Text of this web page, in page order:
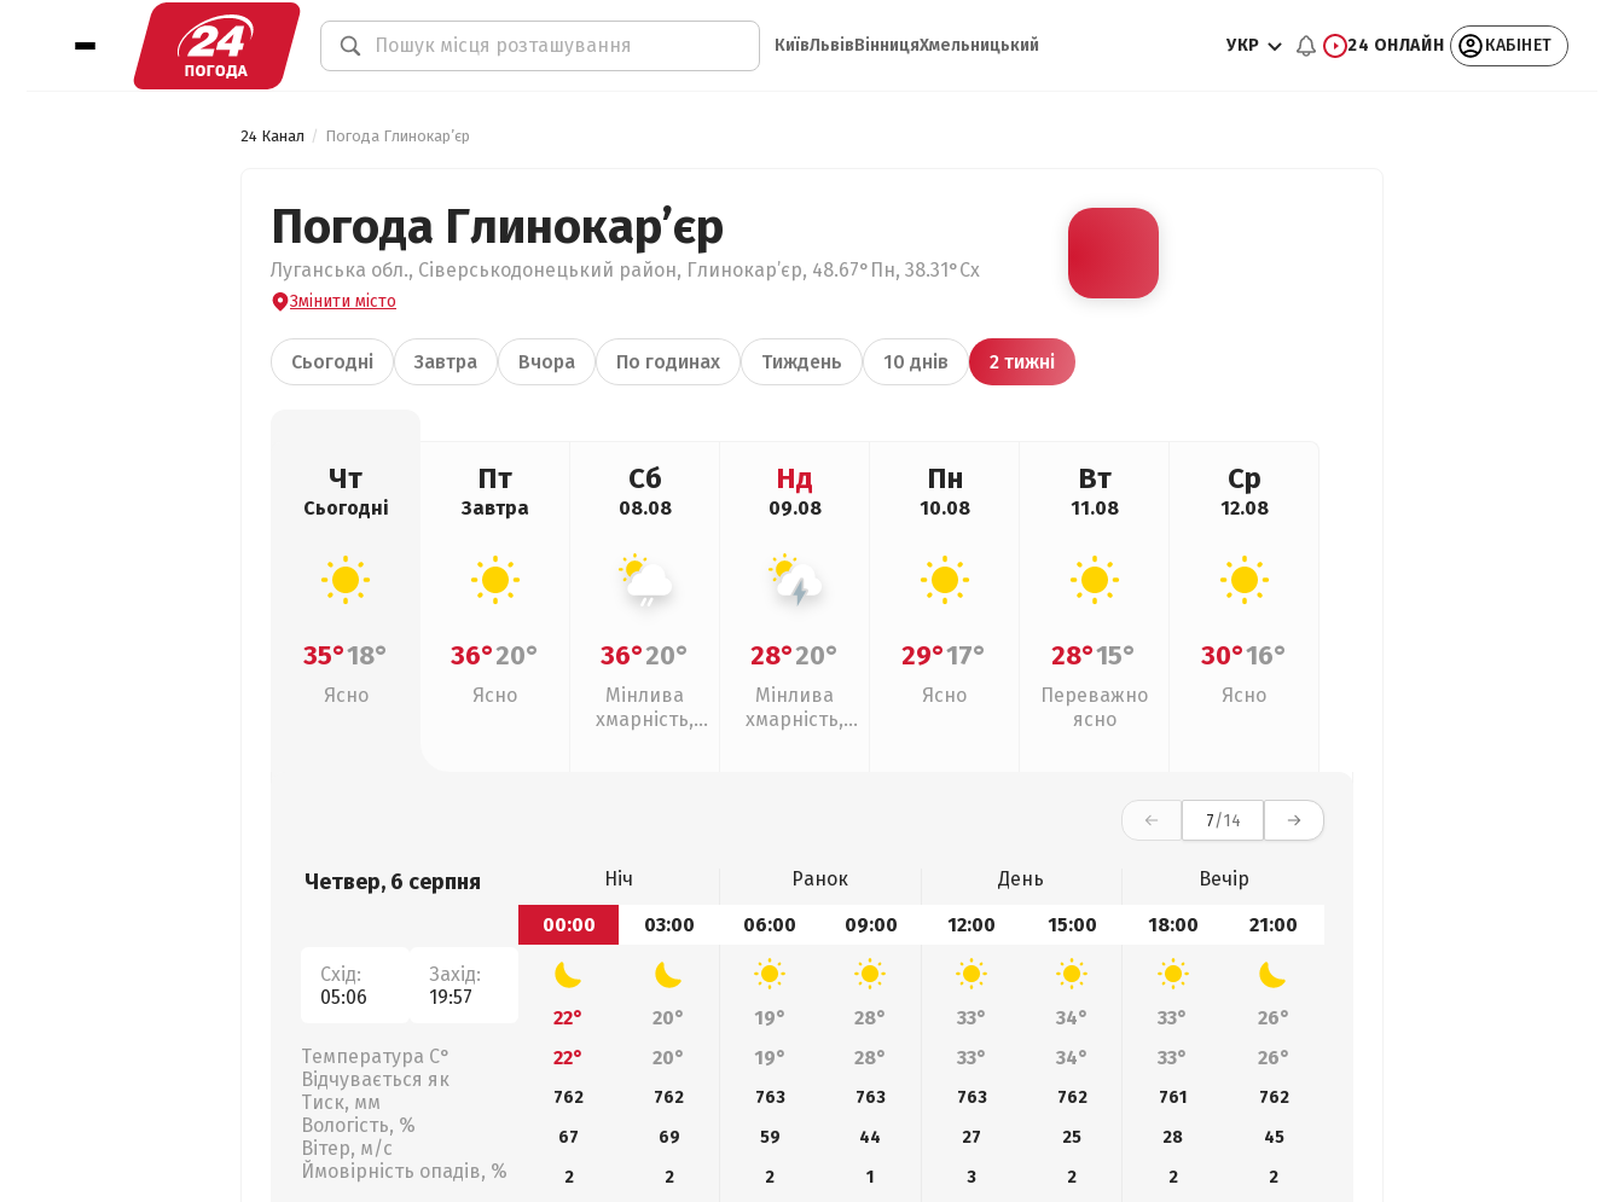
КиївЛьвівВінницяХмельницький УКР 24 ОНЛАЙН КАБІНЕТ
24 Канал Погода Глинокар’єр
Погода Глинокар’єр
Луганська обл., Сіверськодонецький район, Глинокар’єр, 48.67°Пн, 38.31°Сх
Змінити місто
Сьогодні Завтра Вчора По годинах Тиждень 10 днів 2 тижні
Чт
Сьогодні
35°18°
Ясно
Пт
Завтра
36°20°
Ясно
Сб
08.08
36°20°
Мінлива
хмарність,
Нд
09.08
28°20°
Мінлива
хмарність,
Пн
10.08
29°17°
Ясно
Вт
11.08
28°15°
Переважно
ясно
Ср
12.08
30°16°
Ясно
7/14
Четвер, 6 серпня
Схід:
05:06
Захід:
19:57
Температура С°
Відчувається як
Тиск, мм
Вологість, %
Вітер, м/с
Ймовірність опадів, %
Ніч Ранок День
Вечір
00:00
03:00 06:00 09:00 12:00 15:00 18:00 21:00
22° 20° 19° 28° 33° 34° 33°
26°
22°
20° 19° 28° 33° 34° 33° 26°
762 762 763 763 763 762 761
762
67
69 59 44 27 25 28
45
2
2 2 1 3 2 2
2